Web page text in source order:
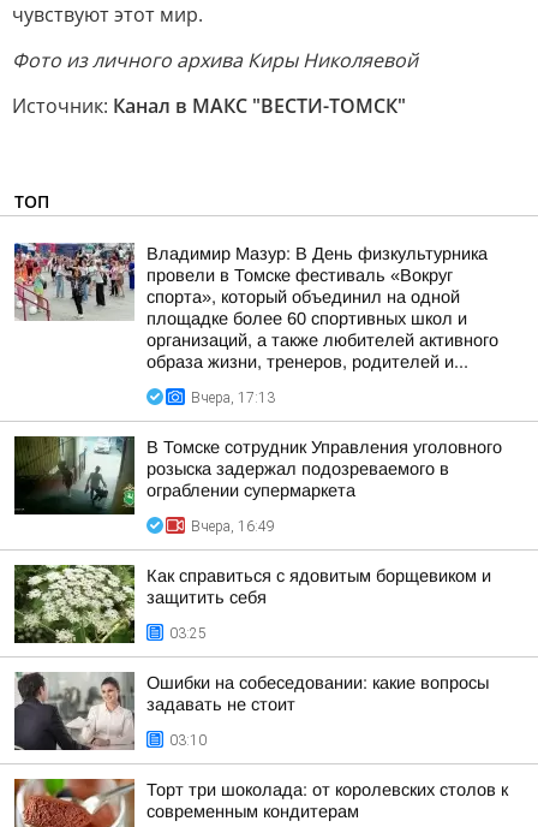
чувствуют этот мир.
Фото из личного архива Киры Николяевой
Источник: Канал в МАКС "ВЕСТИ-ТОМСК"
ТОП
Владимир Мазур: В День физкультурника
провели в Томске фестиваль «Вокруг
спорта», который объединил на одной
площадке более 60 спортивных школ и
организаций, а также любителей активного
образа жизни, тренеров, родителей и...
Вчера, 17:13
В Томске сотрудник Управления уголовного
розыска задержал подозреваемого в
ограблении супермаркета
Вчера, 16:49
Как справиться с ядовитым борщевиком и
защитить себя
03:25
Ошибки на собеседовании: какие вопросы
задавать не стоит
03:10
Торт три шоколада: от королевских столов к
современным кондитерам